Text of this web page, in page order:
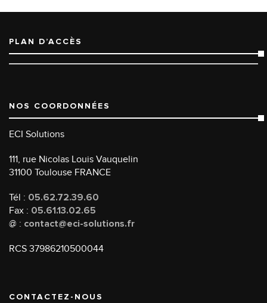
PLAN D’ACCÈS
NOS COORDONNÉES
ECI Solutions
111, rue Nicolas Louis Vauquelin
31100 Toulouse FRANCE
Tél : 05.62.72.39.60
Fax : 05.61.13.02.65
@ : contact@eci-solutions.fr
RCS 37986210500044
CONTACTEZ-NOUS